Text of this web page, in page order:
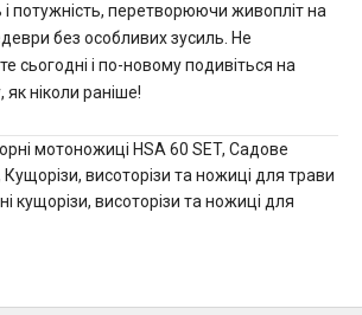
і потужність, перетворюючи живопліт на
без особливих зусиль. Не
сьогодні і по-новому подивіться на
ніколи раніше!
мотоножиці HSA 60 SET, Садове
Кущорізи, висоторізи та ножиці для трави
кущорізи, висоторізи та ножиці для